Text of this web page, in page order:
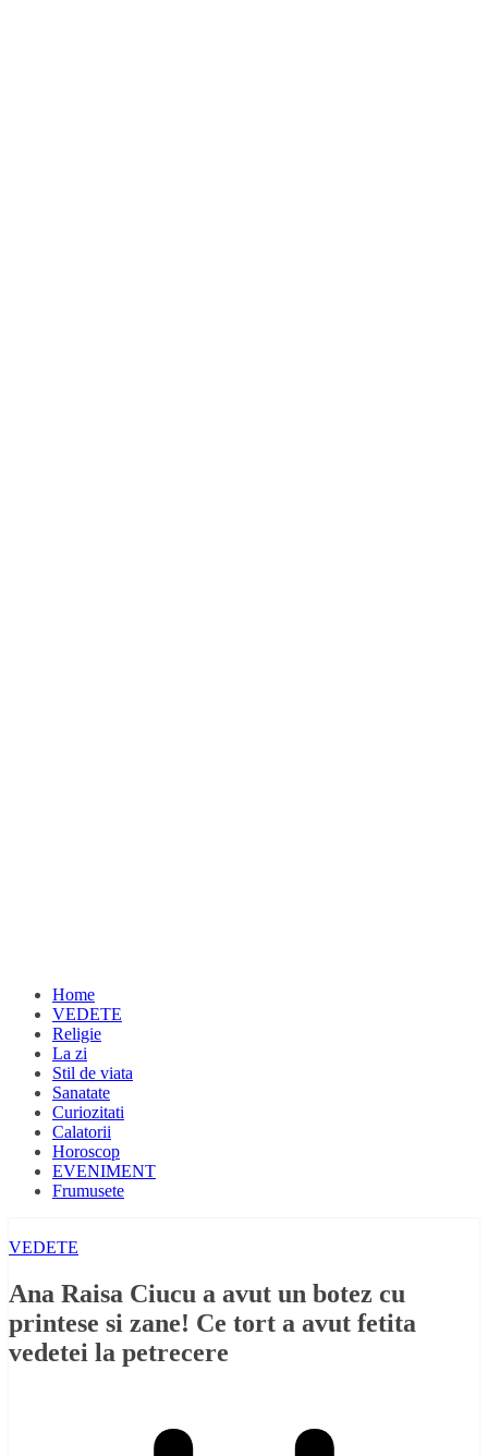
Home
VEDETE
Religie
La zi
Stil de viata
Sanatate
Curiozitati
Calatorii
Horoscop
EVENIMENT
Frumusete
VEDETE
Ana Raisa Ciucu a avut un botez cu
printese si zane! Ce tort a avut fetita
vedetei la petrecere